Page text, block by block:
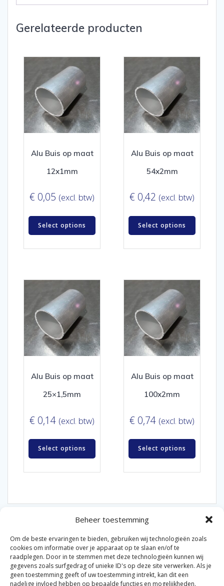
Beheer toestemming
Om de beste ervaringen te bieden, gebruiken wij technologieën zoals
cookies om informatie over je apparaat op te slaan en/of te
raadplegen. Door in te stemmen met deze technologieën kunnen wij
gegevens zoals surfgedrag of unieke ID's op deze site verwerken. Als je
geen toestemming geeft of uw toestemming intrekt, kan dit een
nadelige invloed hebben op bepaalde functies en mogelijkheden.
Gerelateerde producten
Alu Buis op maat
12x1mm
€ 0,05 (excl. btw)
Select options
Alu Buis op maat
54x2mm
€ 0,42 (excl. btw)
Select options
Alu Buis op maat
25×1,5mm
€ 0,14 (excl. btw)
Select options
Alu Buis op maat
100x2mm
€ 0,74 (excl. btw)
Select options
© 2026 Van der Bel Las en Radiateurenbedrijf.